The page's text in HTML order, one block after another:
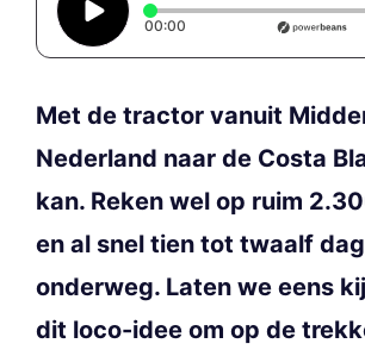
00:00 Elapsed time: 0 seconds
Met de tractor vanuit
Nederland naar de Costa
kan. Reken wel op ruim
en al snel tien tot twaalf
onderweg. Laten we eens
dit loco-idee om op de